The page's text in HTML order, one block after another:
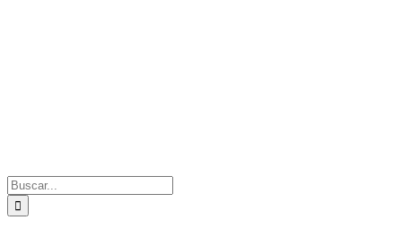
Buscar: